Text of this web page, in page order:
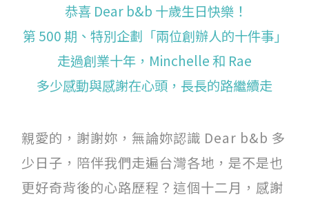
每週特輯
選擇語言： 中文 English 日本語
團隊印象
加入我們
恭喜 Dear b&b 十歲生日快樂！
第 500 期、特別企劃「兩位創辦人的十件事」
走過創業十年，Minchelle 和 Rae
多少感動與感謝在心頭，長長的路繼續走
親愛的，謝謝妳，無論妳認識 Dear b&b 多
少日子，陪伴我們走遍台灣各地，是不是也
更好奇背後的心路歷程？這個十二月，感謝